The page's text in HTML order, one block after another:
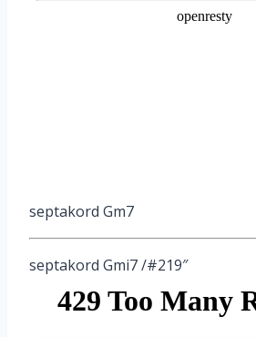
septakord Gm7
septakord Gmi7 /#219″